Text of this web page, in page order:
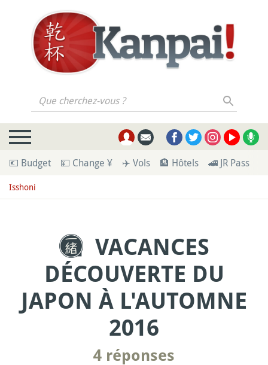
Que cherchez-vous ?
💶 Budget 💴 Change ¥ ✈️ Vols 🏨 Hôtels 🚄 JR Pass
Isshoni
VACANCES
DÉCOUVERTE DU
JAPON À L'AUTOMNE
2016
4 réponses